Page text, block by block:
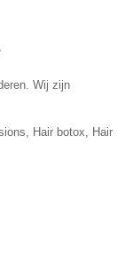
Wij zijn
Hair botox, Hair